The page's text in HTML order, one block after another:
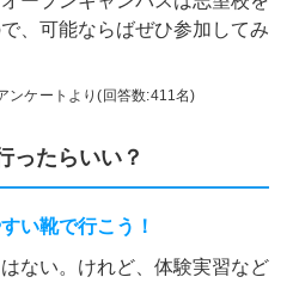
、可能ならばぜひ参加してみ
ケートより(回答数:411名)
ったらいい？
い靴で行こう！
ない。けれど、体験実習など